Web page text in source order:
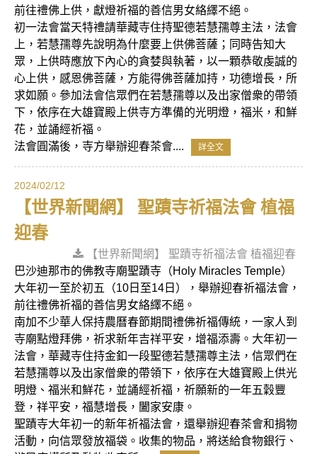
前往禮佛上供，獻燈祈福的善信男女絡繹不絕。
初一法會當天特禮請華藏寺住持聖德若慧孺尊主法，法會
上，若慧孺尊先說明為什麼要上供佛菩薩；同時告知大
眾，上供時應放下內心的貪婪與執著，以一顆恭敬虔誠的
心上供，感恩佛菩薩，方能得佛菩薩加持，功德增長，所
求如願。參加法會信眾們在若慧孺尊以及出家僧衆的帶領
下，依序在大雄寶殿上供寺方準備的光明燈，福米，和鮮
花，並誦經祈福。
法會圓滿後，寺方舉辦迎春茶會....
詳全文
2024/02/12
【世界新聞網】 聖蹟寺祈福法會 植福
迎春
【世界新聞網】 聖蹟寺祈福法會 植福迎春
巴沙迪那市的佛教寺廟聖蹟寺（Holy Miracles Temple）
大年初一至於初五（10日至14日），舉辦迎春祈福法會，
前往禮佛祈福的善信男女絡繹不絕。
南加不少華人保持農曆春節期間禮佛祈福傳統，一家人到
寺廟點燈拜佛，祈求新年吉祥平安，增福添壽。大年初一
法會，華藏寺住持金釦一段聖德若慧孺尊主法，信眾們在
若慧孺尊以及出家僧衆的帶領下，依序在大雄寶殿上供光
明燈、福米和鮮花，並誦經祈福，祈願新的一年五穀豐
登，祥平安，福慧增長，闔家安康。
聖蹟寺大年初一的新年祈福法會，還舉辦迎春茶會和捐物
活動，向信眾發放福袋。收集的物品，將送給食物銀行、